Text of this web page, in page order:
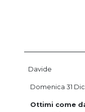
Davide
Ottimi come
Domenica 31